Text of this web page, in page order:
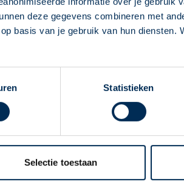
deze gegevens combineren met
basis van je gebruik van hun diensten.
Statistieken
Selectie toestaan
Apotheek staat nu ingesteld als
jouw apotheek
alle informatie vinden in het
Stop zodra u 12 uur geen diarree
Gebruik het zoals uw arts het heeft
maagdarmklachten komen voor, zoals
Vraag aan uw arts of apotheker of u dit
vrouwen.
geeft.